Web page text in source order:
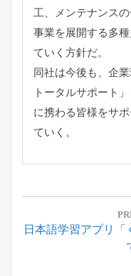
工、メンテナンス
事業を展開する多
ていく方針だ。
同社は今後も、企
トータルサポート
に携わる皆様をサ
ていく。
投
ナ
Previous
日本語学習アプリ